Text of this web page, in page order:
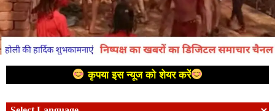
कृपया इस न्यूज को शेयर करें